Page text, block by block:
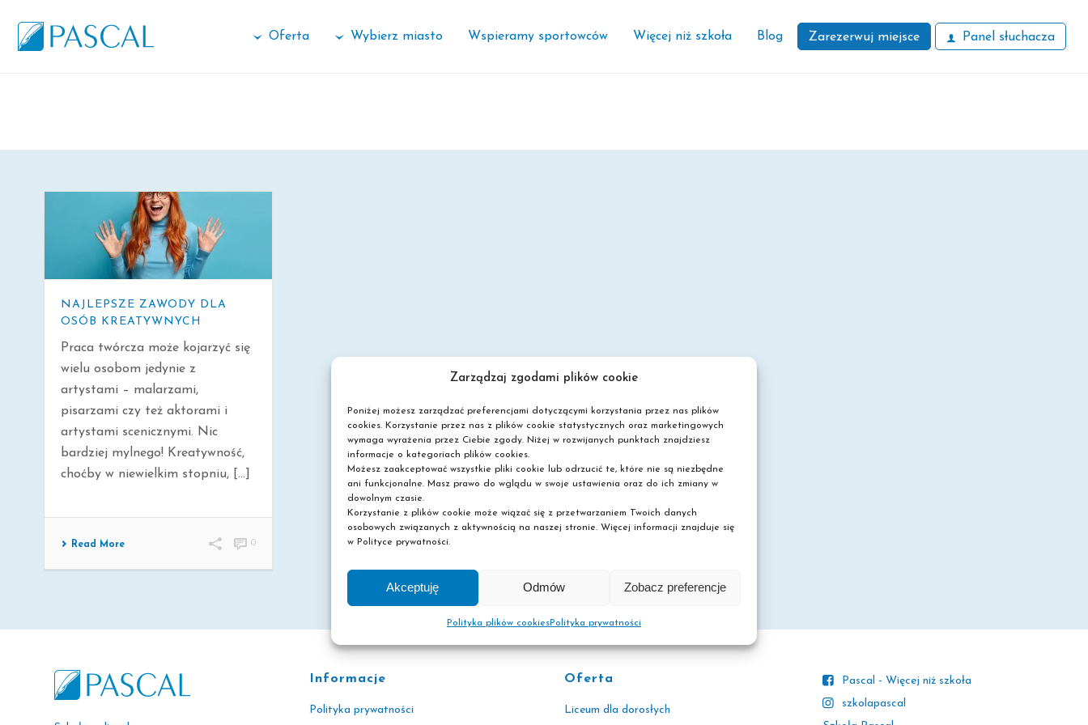
Zarządzaj zgodami plików cookie
Poniżej możesz zarządzać preferencjami dotyczącymi korzystania przez nas plików
cookies. Korzystanie przez nas z plików cookie statystycznych oraz marketingowych
wymaga wyrażenia przez Ciebie zgody. Niżej w rozwijanych punktach znajdziesz
informacje o kategoriach plików cookies.
Możesz zaakceptować wszystkie pliki cookie lub odrzucić te, które nie są niezbędne
ani funkcjonalne. Masz prawo do wglądu w swoje ustawienia oraz do ich zmiany w
dowolnym czasie.
Korzystanie z plików cookie może wiązać się z przetwarzaniem Twoich danych
osobowych związanych z aktywnością na naszej stronie. Więcej informacji znajduje się
w Polityce prywatności.
Akceptuję Odmów Zobacz preferencje
Polityka plików cookiesPolityka prywatności
Oferta Wybierz miasto Wspieramy sportowców Więcej niż szkoła Blog Zarezerwuj miejsce Panel słuchacza
NAJLEPSZE ZAWODY DLA
OSÓB KREATYWNYCH
Praca twórcza może kojarzyć się
wielu osobom jedynie z
artystami – malarzami,
pisarzami czy też aktorami i
artystami scenicznymi. Nic
bardziej mylnego! Kreatywność,
choćby w niewielkim stopniu, [...]
Read More 0
Informacje
Polityka prywatności
Oferta
Liceum dla dorosłych
Pascal - Więcej niż szkoła
szkolapascal